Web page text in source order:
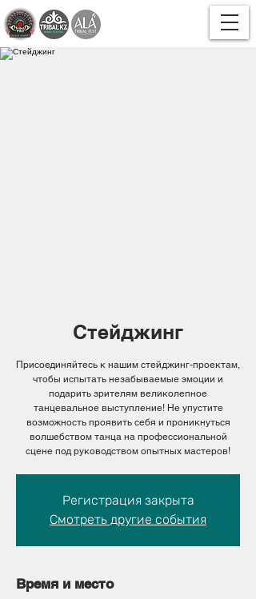
Стейджинг
Присоединяйтесь к нашим стейджинг-проектам,
чтобы испытать незабываемые эмоции и
подарить зрителям великолепное
танцевальное выступление! Не упустите
возможность проявить себя и проникнуться
волшебством танца на профессиональной
сцене под руководством опытных мастеров!
Регистрация закрыта
Смотреть другие события
Время и место